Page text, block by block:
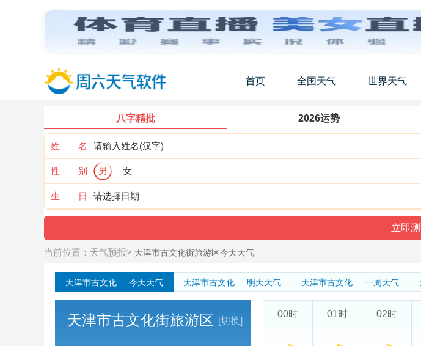
首页 全国天气 世界天气
八字精批 2026运势
姓 名
性 别 男 女
生 日
当前位置： 天气预报> 天津市古文化街旅游区今天天气
今天天气 明天天气 一周天气
天津市古文化街旅游区 [切换]
00时 01时 02时